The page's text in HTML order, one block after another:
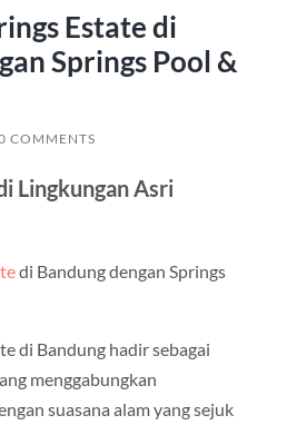
Estate di
Springs Pool &
COMMENTS
Lingkungan Asri
di Bandung dengan Springs
di Bandung hadir sebagai
menggabungkan
suasana alam yang sejuk